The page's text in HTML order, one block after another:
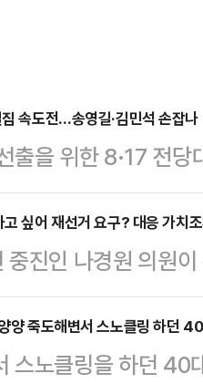
속도전…송영길·김민석 손잡나
출을 위한 8·17 전
전면 폐지' 메시지
결과를 둘러싼 사퇴·
유력 당권주자인 송
지고 있다.13일 정
냥한 행보를 이어가
를 찾아 "그동안 바
싶어 재선거 요구? 대응 가치
진인 나경원 의원
선언했을 것이라는
서 재선거 요구를 하
지 못한다고 선을 그
양 죽도해변서 스노클링 하던
스노클링을 하던 40